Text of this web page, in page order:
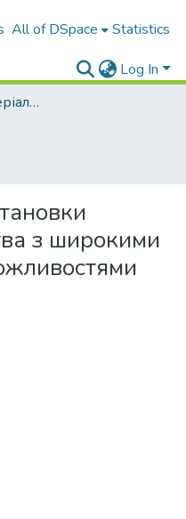
All of DSpace Statistics
Log In
Архів наукових матеріалів
з широкими